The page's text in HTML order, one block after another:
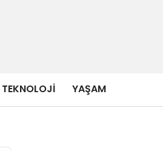
TEKNOLOJI YAŞAM